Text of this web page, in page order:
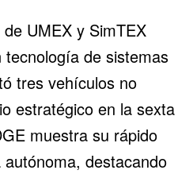
UMEX y SimTEX
de sistemas
tres vehículos no
estratégico en la sexta
muestra su rápido
destacando